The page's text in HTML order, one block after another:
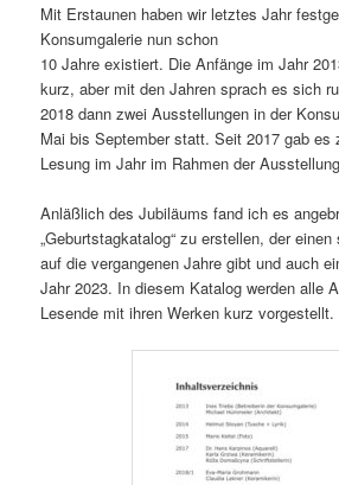
Mit Erstaunen haben wir letztes Jahr
Konsumgalerie nun schon
10 Jahre existiert. Die Anfänge im Jahr
kurz, aber mit den Jahren sprach es sich
2018 dann zwei Ausstellungen in der
Mai bis September statt. Seit 2017 gab es
Lesung im Jahr im Rahmen der
Anläßlich des Jubiläums fand ich es
„Geburtstagkatalog“ zu erstellen, der
auf die vergangenen Jahre gibt und auch
Jahr 2023. In diesem Katalog werden alle
Lesende mit ihren Werken kurz vorgestellt.